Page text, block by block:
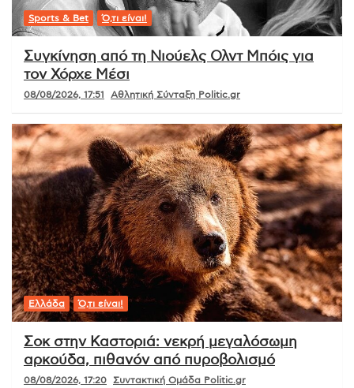
Sports & Bet Ό,τι είναι!
Συγκίνηση από τη Νιούελς Ολντ Μπόις για
τον Χόρχε Μέσι
08/08/2026, 17:51 Αθλητική Σύνταξη Politic.gr
Ελλάδα Ό,τι είναι!
Σοκ στην Καστοριά: νεκρή μεγαλόσωμη
αρκούδα, πιθανόν από πυροβολισμό
08/08/2026, 17:20 Συντακτική Ομάδα Politic.gr